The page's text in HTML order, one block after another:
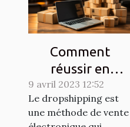
Comment
réussir en
dropshipping ?
9 avril 2023 12:52
Le dropshipping est
une méthode de vente